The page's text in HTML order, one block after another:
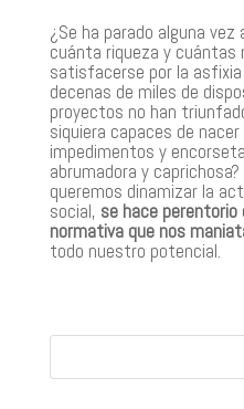
¿Se ha parado alguna
cuánta riqueza y cuántas
satisfacerse por la
decenas de miles de
proyectos no han
siquiera capaces de
impedimentos y
abrumadora y
queremos dinamizar la
social, se hace
normativa que nos
todo nuestro potencial.